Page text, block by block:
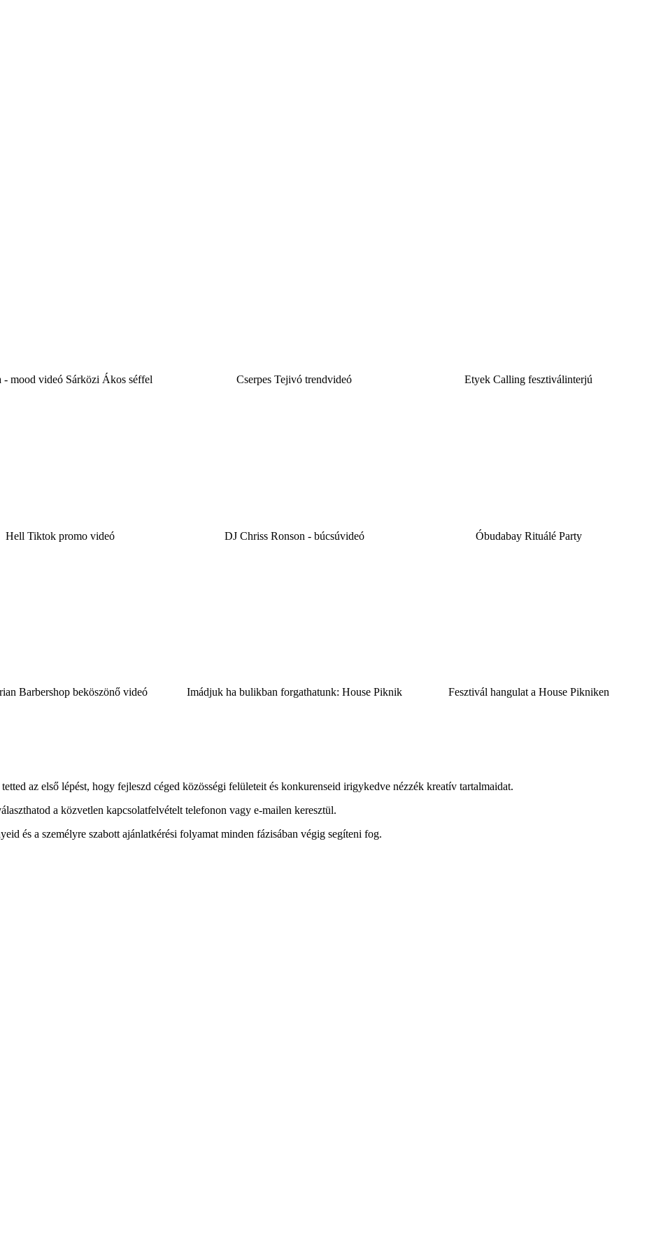
- mood videó Sárközi Ákos séffel Cserpes Tejivó trendvideó Etyek Calling fesztiválinterjú
Hell Tiktok promo videó DJ Chriss Ronson - búcsúvideó Óbudabay Rituálé Party
Barbershop beköszönő videó Imádjuk ha bulikban forgathatunk: House Piknik Fesztivál hangulat a House Pikniken
az első lépést, hogy fejleszd céged közösségi felületeit és konkurenseid irigykedve nézzék kreatív tartalmaidat.
a közvetlen kapcsolatfelvételt telefonon vagy e-mailen keresztül.
és a személyre szabott ajánlatkérési folyamat minden fázisában végig segíteni fog.